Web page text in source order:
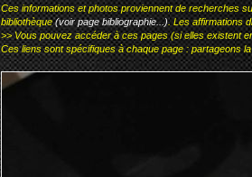
Ces informations et photos proviennent de recherches
bibliothèque(voir page bibliographie...). Les affirmations
>> Vous pouvez accéder à ces pages (si elles existent
Ces liens sont spécifiques à chaque page : partageons